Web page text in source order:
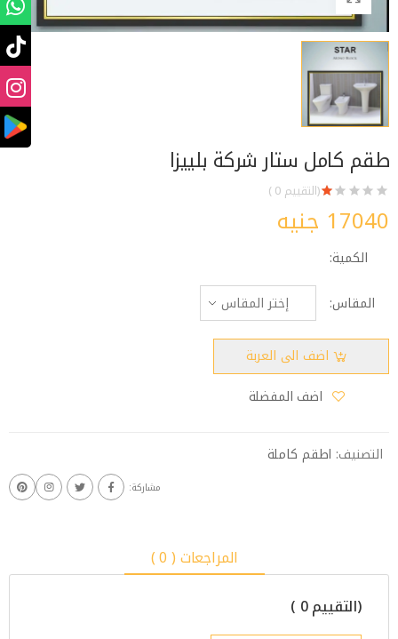
طقم كامل ستار شركة بلييزا
(التقييم 0 )
17040 جنيه
الكمية:
المقاس:
اضف الى العربة
اضف المفضلة
التصنيف: اطقم كاملة
مشاركة:
المراجعات ( 0 )
(التقييم 0 )